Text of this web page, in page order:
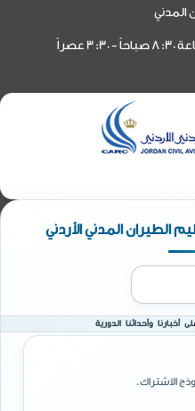
المدني
عصراً
الطيران المدني الأردني
أخبارنا وأحداثنا الدورية
الاشتراك.